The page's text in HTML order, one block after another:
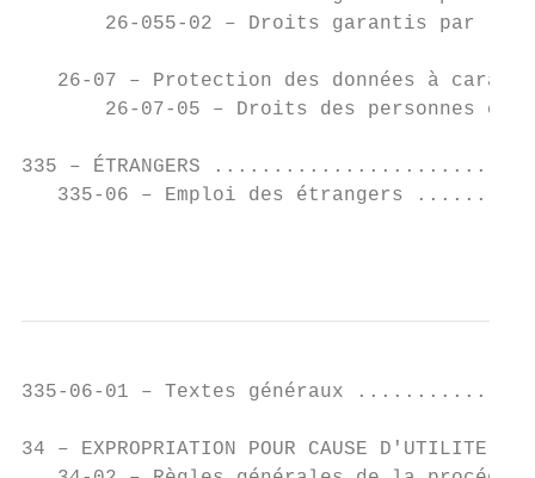
26-055-02 – Droits garantis par
26-07 – Protection des données à
26-07-05 – Droits des personnes
335 – ÉTRANGERS
335-06 – Emploi des étrangers
335-06-01 – Textes généraux
34 – EXPROPRIATION POUR